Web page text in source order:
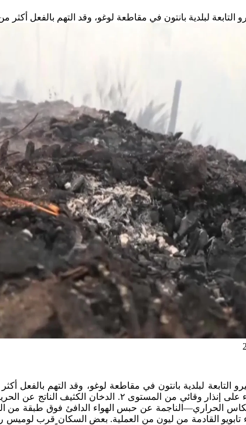
لوغو، وقد التهم بالفعل أكثر من ١٥٠ هكتاراً. الحريق، المعروف باسم "فيريرا دي بانتون"، يتجه نحو قرية لوميس
الشؤون الريفية الإقليمية إلى الإبقاء على
الحراري—الناجمة عن حبس الهواء الدافئ فوق طبقة
القادمة من ليون من العملية. بعض السكان قرب لوميس